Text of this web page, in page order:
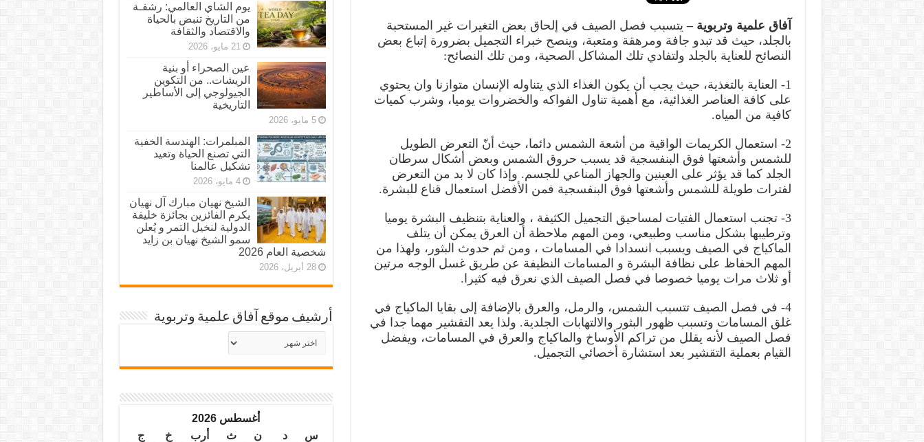
آفاق علمية وتربوية –يتسبب فصل الصيف في إلحاق بعض التغيرات غير المستحبة
بالجلد، حيث قد تبدو جافة ومرهقة ومتعبة، وينصح خبراء التجميل بضرورة إتباع بعض
النصائح للعناية بالجلد ولتفادي تلك المشاكل الصحية، ومن تلك النصائح:
1- العناية بالتغذية، حيث يجب أن يكون الغذاء الذي يتناوله الإنسان متوازنا وان يحتوي
على كافة العناصر الغذائية، مع أهمية تناول الفواكه والخضروات يوميا، وشرب كميات
كافية من المياه.
2- استعمال الكريمات الواقية من أشعة الشمس دائما، حيث أنّ التعرض الطويل
للشمس وأشعتها فوق البنفسجية قد يسبب حروق الشمس وبعض أشكال سرطان
الجلد كما قد يؤثر على العينين والجهاز المناعي للجسم. وإذا كان لا بد من التعرض
لفترات طويلة للشمس وأشعتها فوق البنفسجية فمن الأفضل استعمال قناع للبشرة.
3- تجنب استعمال الفتيات لمساحيق التجميل الكثيفة ، والعناية بتنظيف البشرة يوميا
وترطيبها بشكل مناسب وطبيعي، ومن المهم ملاحظة أن العرق يمكن أن يتلف
الماكياج في الصيف ويسبب انسدادا في المسامات ، ومن ثم حدوث البثور، ولهذا من
المهم الحفاظ على نظافة البشرة و المسامات النظيفة عن طريق غسل الوجه مرتين
أو ثلاث مرات يوميا خصوصا في فصل الصيف الذي نعرق فيه كثيرا.
4- في فصل الصيف تتسبب الشمس، والرمل، والعرق بالإضافة إلى بقايا الماكياج في
غلق المسامات وتسبب ظهور البثور والالتهابات الجلدية. ولذا يعد التقشير مهما جدا في
فصل الصيف لأنه يقلل من تراكم الأوساخ والماكياج والعرق في المسامات، ويفضل
القيام بعملية التقشير بعد استشارة أخصائي التجميل.
يوم الشاي العالمي: رشفـة
من التاريخ تنبض بالحياة
والاقتصاد والثقافة
21 مايو، 2026
عين الصحراء أو بنية
الريشات.. من التكوين
الجيولوجي إلى الأساطير
التاريخية
5 مايو، 2026
المبلمرات: الهندسة الخفية
التي تصنع الحياة وتعيد
تشكيل عالمنا
4 مايو، 2026
الشيخ نهيان مبارك آل نهيان
يكرم الفائزين بجائزة خليفة
الدولية لنخيل التمر و يُعلن
سمو الشيخ نهيان بن زايد
شخصية العام 2026
28 أبريل، 2026
أرشيف موقع آفاق علمية وتربوية
أرشيف
موقع
أغسطس 2026
س
د ن ث أرب خ
ج